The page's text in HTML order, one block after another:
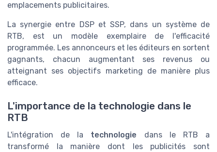
emplacements publicitaires.
La synergie entre DSP et SSP, dans un système de
RTB, est un modèle exemplaire de l'efficacité
programmée. Les annonceurs et les éditeurs en sortent
gagnants, chacun augmentant ses revenus ou
atteignant ses objectifs marketing de manière plus
efficace.
L'importance de la technologie dans le
RTB
L'intégration de la technologie dans le RTB a
transformé la manière dont les publicités sont